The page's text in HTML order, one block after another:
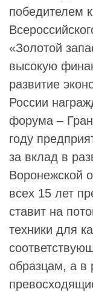
победителем
«Золотой
высокую
развитие
России
форума –
году
за вклад в
Воронежской
всех 15 лет
ставит на
техники для
образцам, а в